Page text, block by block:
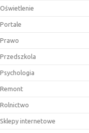
Oświetlenie
Portale
Prawo
Przedszkola
Psychologia
Remont
Rolnictwo
Sklepy internetowe